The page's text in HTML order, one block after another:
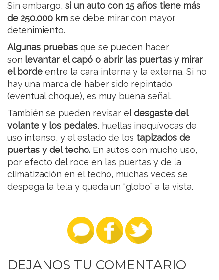
Sin embargo, si un auto con 15 años tiene más
de 250.000 km se debe mirar con mayor
detenimiento.
Algunas pruebas que se pueden hacer
son levantar el capó o abrir las puertas y mirar
el borde entre la cara interna y la externa. Si no
hay una marca de haber sido repintado
(eventual choque), es muy buena señal.
También se pueden revisar eldesgaste del
volante y los pedales, huellas inequívocas de
uso intenso, y el estado de los tapizados de
puertas y del techo. En autos con mucho uso,
por efecto del roce en las puertas y de la
climatización en el techo, muchas veces se
despega la tela y queda un “globo” a la vista.
DEJANOS TU COMENTARIO